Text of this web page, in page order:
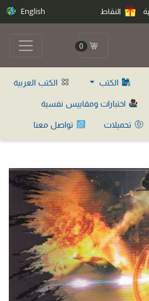
النقاط
English
0
الكتب
الكتب العربية
اختبارات ومقاييس نفسية
تحميلات تواصل معنا